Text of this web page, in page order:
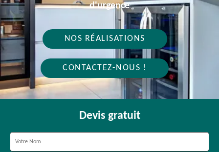
d'urgence
NOS RÉALISATIONS
CONTACTEZ-NOUS !
Devis gratuit